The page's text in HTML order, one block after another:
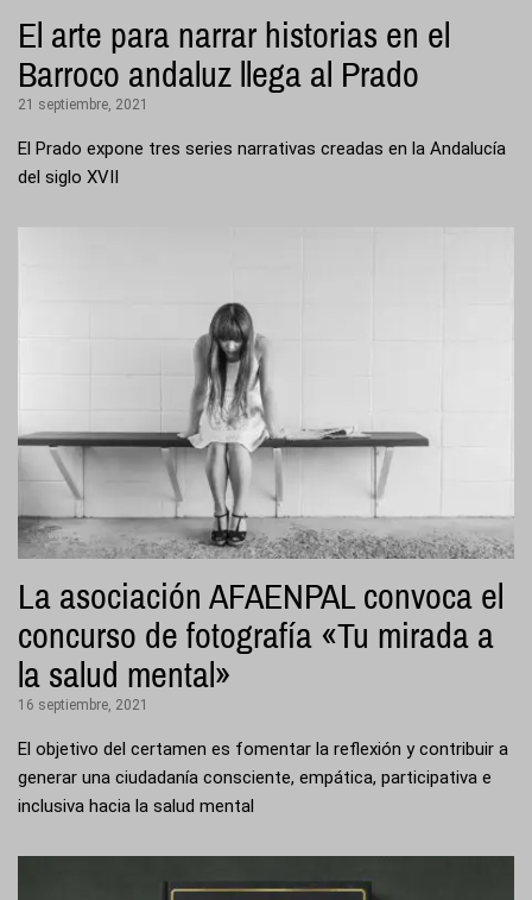
El arte para narrar historias en el
Barroco andaluz llega al Prado
21 septiembre, 2021
El Prado expone tres series narrativas creadas en la Andalucía
del siglo XVII
La asociación AFAENPAL convoca el
concurso de fotografía «Tu mirada a
la salud mental»
16 septiembre, 2021
El objetivo del certamen es fomentar la reflexión y contribuir a
generar una ciudadanía consciente, empática, participativa e
inclusiva hacia la salud mental